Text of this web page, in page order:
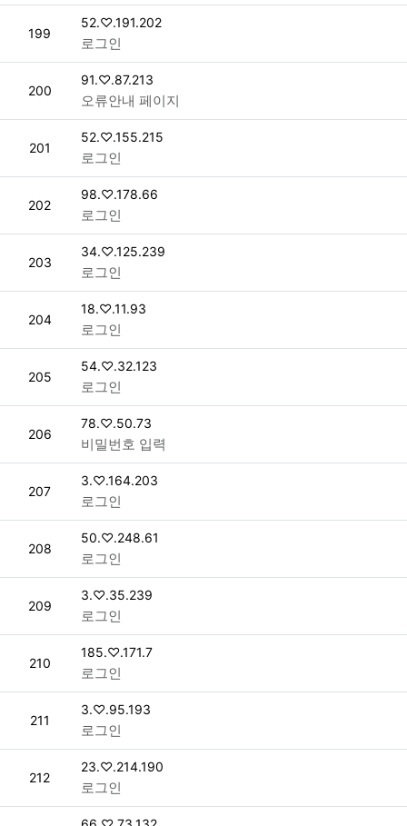
번호
199
접속자
52.♡.191.202
로그인
번호
200
접속자
91.♡.87.213
오류안내 페이지
번호
201
접속자
52.♡.155.215
로그인
번호
202
접속자
98.♡.178.66
로그인
번호
203
접속자
34.♡.125.239
로그인
번호
204
접속자
18.♡.11.93
로그인
번호
205
접속자
54.♡.32.123
로그인
번호
206
접속자
78.♡.50.73
비밀번호 입력
번호
207
접속자
3.♡.164.203
로그인
번호
208
접속자
50.♡.248.61
로그인
번호
209
접속자
3.♡.35.239
로그인
번호
210
접속자
185.♡.171.7
로그인
번호
211
접속자
3.♡.95.193
로그인
번호
212
접속자
23.♡.214.190
로그인
접속자